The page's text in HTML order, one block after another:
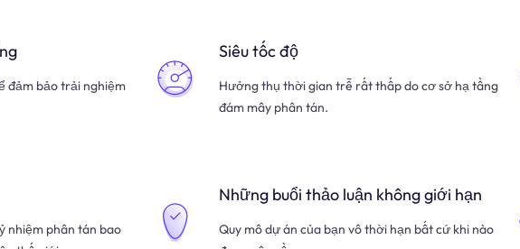
đảm bảo trải nghiệm
Siêu tốc độ
Hưởng thụ thời gian trễ rất thấp do cơ sở hạ tầng
đám mây phân tán.
nhiệm phân tán bao
Những buổi thảo luận không giới hạn
Quy mô dự án của bạn vô thời hạn bất cứ khi nào